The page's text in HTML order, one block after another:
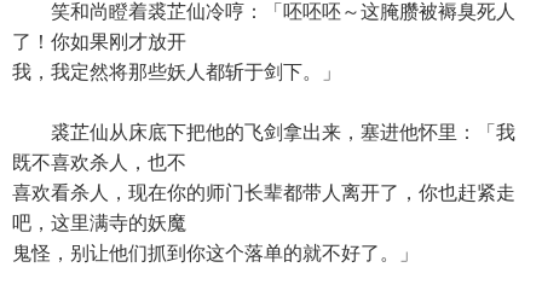
笑和尚瞪着裘芷仙冷哼：「呸呸呸～这腌臜被褥臭死人
了！你如果刚才放开
我，我定然将那些妖人都斩于剑下。」
裘芷仙从床底下把他的飞剑拿出来，塞进他怀里：「我
既不喜欢杀人，也不
喜欢看杀人，现在你的师门长辈都带人离开了，你也赶紧走
吧，这里满寺的妖魔
鬼怪，别让他们抓到你这个落单的就不好了。」